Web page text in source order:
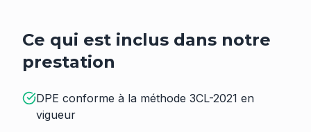
Ce qui est inclus dans notre
prestation
DPE conforme à la méthode 3CL-2021 en
vigueur